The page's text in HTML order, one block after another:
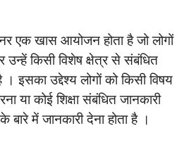
एक खास आयोजन होता है जो लोगों
किसी विशेष क्षेत्र से संबंधित
। इसका उद्देश्य लोगों को किसी विषय
या कोई शिक्षा संबंधित जानकारी
बारे में जानकारी देना होता है ।